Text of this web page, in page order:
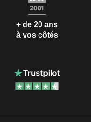
+ de 20 ans
à vos côtés